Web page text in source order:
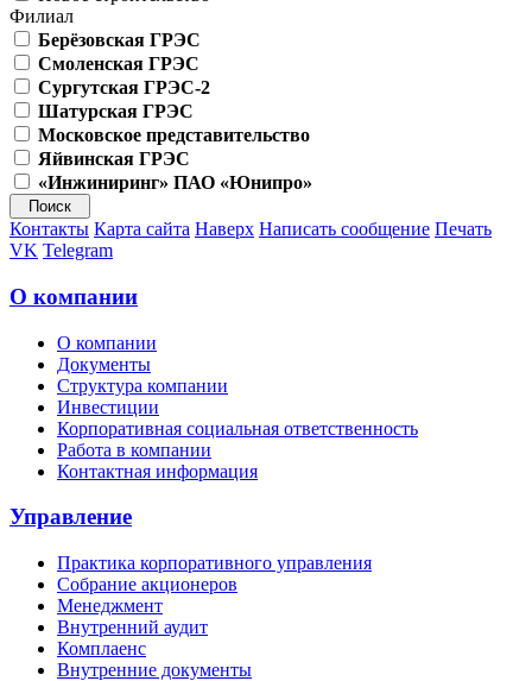
Филиал
Берёзовская ГРЭС
Смоленская ГРЭС
Сургутская ГРЭС-2
Шатурская ГРЭС
Московское представительство
Яйвинская ГРЭС
«Инжиниринг» ПАО «Юнипро»
Контакты Карта сайта Наверх Написать сообщение Печать
VK Telegram
О компании
О компании
Документы
Структура компании
Инвестиции
Корпоративная социальная ответственность
Работа в компании
Контактная информация
Управление
Практика корпоративного управления
Собрание акционеров
Менеджмент
Внутренний аудит
Комплаенс
Внутренние документы